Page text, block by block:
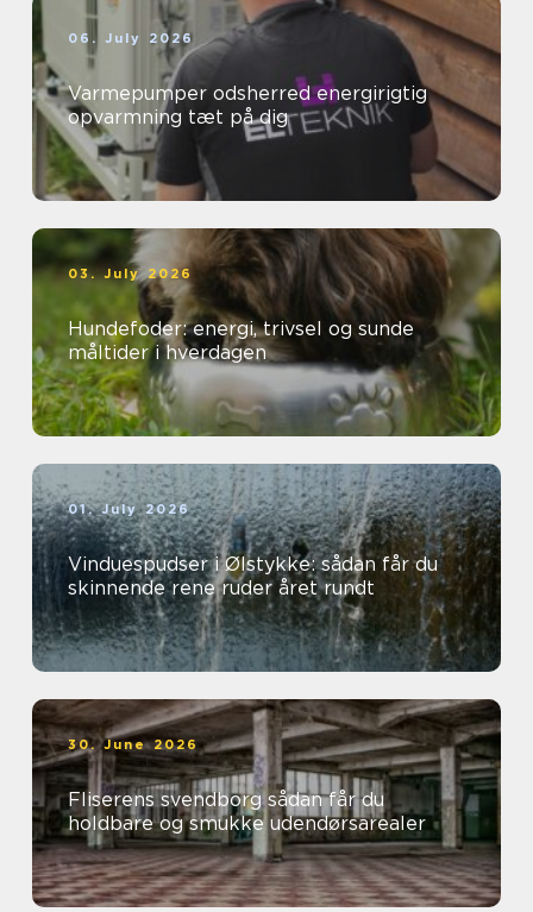
06. July 2026
Varmepumper odsherred energirigtig
opvarmning tæt på dig
03. July 2026
Hundefoder: energi, trivsel og sunde
måltider i hverdagen
01. July 2026
Vinduespudser i Ølstykke: sådan får du
skinnende rene ruder året rundt
30. June 2026
Fliserens svendborg sådan får du
holdbare og smukke udendørsarealer